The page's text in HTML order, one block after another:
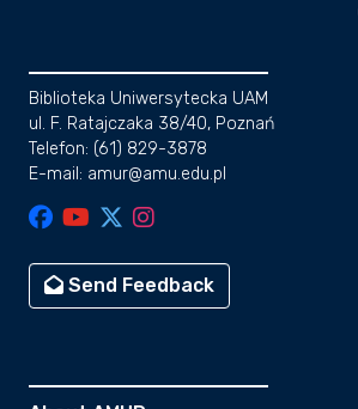
Biblioteka Uniwersytecka UAM
ul. F. Ratajczaka 38/40, Poznań
Telefon: (61) 829-3878
E-mail: amur@amu.edu.pl
Send Feedback